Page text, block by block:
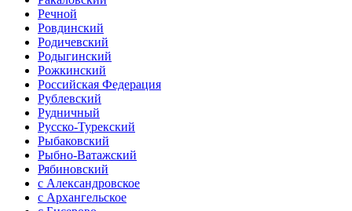
Речной
Ровдинский
Родичевский
Родыгинский
Рожкинский
Российская Федерация
Рублевский
Рудничный
Русско-Турекский
Рыбаковский
Рыбно-Ватажский
Рябиновский
с Александровское
с Архангельское